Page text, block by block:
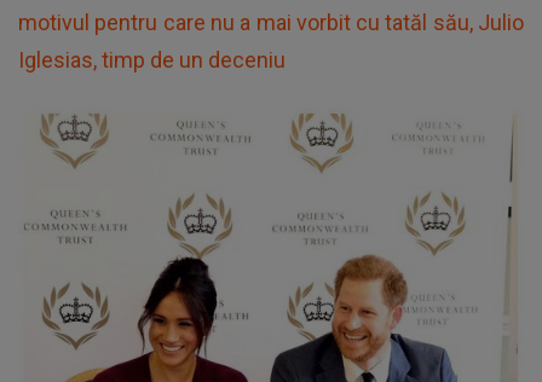
motivul pentru care nu a mai vorbit cu tatăl său, Julio
Iglesias, timp de un deceniu